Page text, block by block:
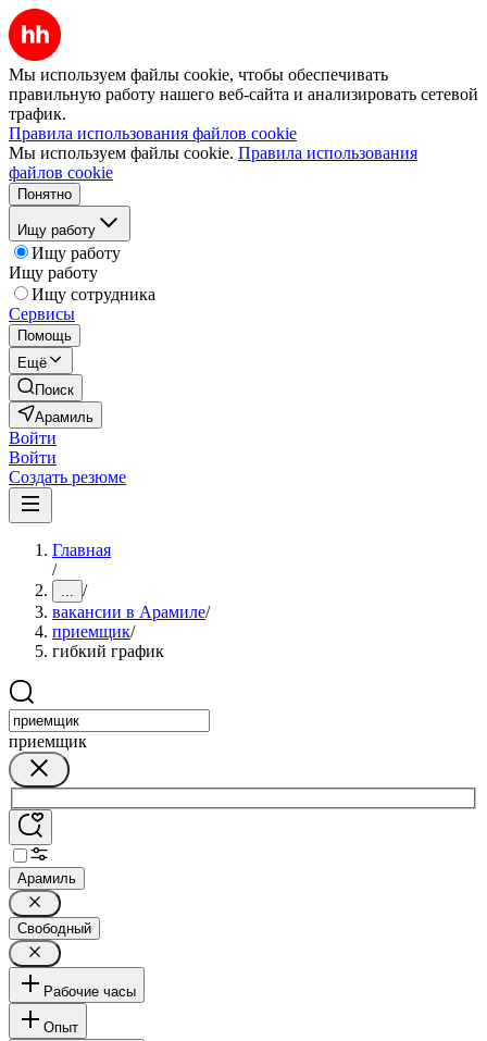
Мы используем файлы cookie, чтобы обеспечивать
правильную работу нашего веб-сайта и анализировать сетевой
трафик.
Правила использования файлов cookie
Мы используем файлы cookie. Правила использования
файлов cookie
Понятно
Ищу работу
Ищу работу
Ищу работу
Ищу сотрудника
Сервисы
Помощь
Ещё
Поиск
Арамиль
Войти
Войти
Создать резюме
Главная
/
... /
вакансии в Арамиле/
приемщик/
гибкий график
приемщик
Арамиль
Свободный
Рабочие часы
Опыт